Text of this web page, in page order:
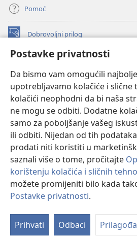
Postavke privatnosti
Da bismo vam omogućili
upotrebljavamo kolačiće i slične
kolačići neophodni da bi naša
ne mogu se odbiti. Dodatne
samo za poboljšanje vašeg
ili odbiti. Nijedan od tih
prodati niti koristiti u
saznali više o tome, pročitajte
korištenju kolačića i sličnih
možete promijeniti bilo kada
Postavke privatnosti.
Prihvati Odbaci
Pomoć
Dobrovoljni prilog
(otvara
novi
INTERNETSKA BIBLIOTEKA
se
novi
prozor)
JW Hub
(otvara
se
novi
JW Library
Watchtower Library
Copyright© 2026 Watch Tower Bible and
UVJETI KORIŠTENJA|